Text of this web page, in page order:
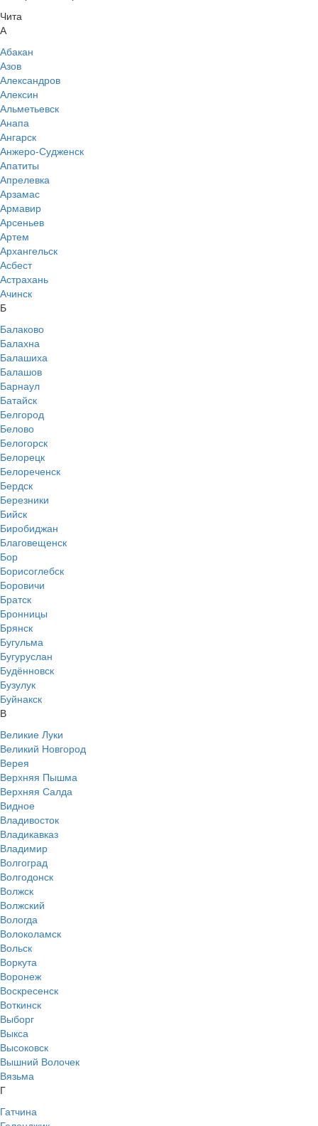
Чита
А
Абакан
Азов
Александров
Алексин
Альметьевск
Анапа
Ангарск
Анжеро-Судженск
Апатиты
Апрелевка
Арзамас
Армавир
Арсеньев
Артем
Архангельск
Асбест
Астрахань
Ачинск
Б
Балаково
Балахна
Балашиха
Балашов
Барнаул
Батайск
Белгород
Белово
Белогорск
Белорецк
Белореченск
Бердск
Березники
Бийск
Биробиджан
Благовещенск
Бор
Борисоглебск
Боровичи
Братск
Бронницы
Брянск
Бугульма
Бугуруслан
Будённовск
Бузулук
Буйнакск
В
Великие Луки
Великий Новгород
Верея
Верхняя Пышма
Верхняя Салда
Видное
Владивосток
Владикавказ
Владимир
Волгоград
Волгодонск
Волжск
Волжский
Вологда
Волоколамск
Вольск
Воркута
Воронеж
Воскресенск
Воткинск
Выборг
Выкса
Высоковск
Вышний Волочек
Вязьма
Г
Гатчина